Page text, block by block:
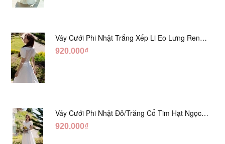
Váy Cưới Phi Nhật Trắng Xếp Li Eo Lưng Ren
DC547
920.000₫
Váy Cưới Phi Nhật Đỏ/Trăng Cổ Tim Hạt Ngọc
DC548
920.000₫